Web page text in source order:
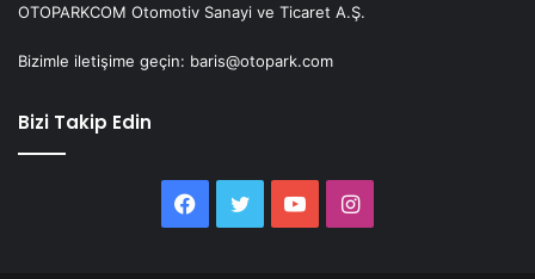
OTOPARKCOM Otomotiv Sanayi ve Ticaret A.Ş.
Bizimle iletişime geçin: baris@otopark.com
Bizi Takip Edin
Facebook
Twitter YouTubeInstagram